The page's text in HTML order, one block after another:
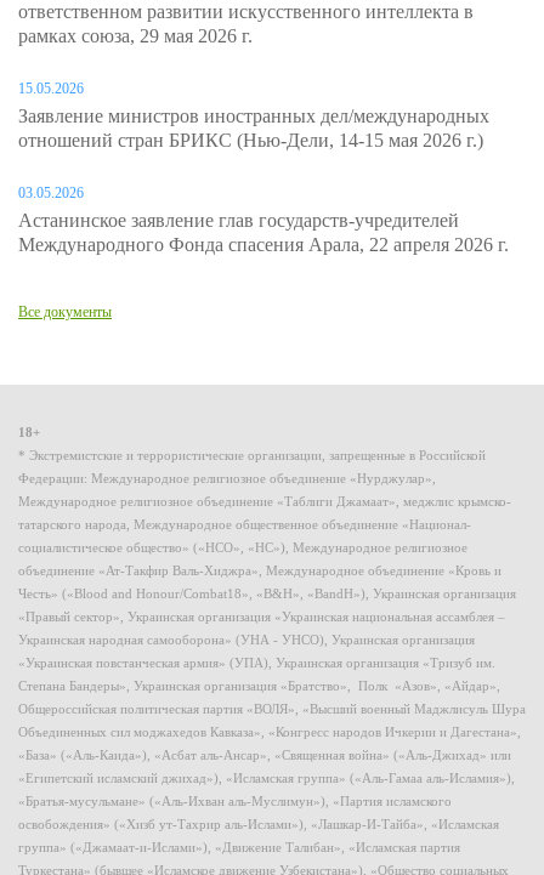
ответственном развитии искусственного интеллекта в
рамках союза, 29 мая 2026 г.
15.05.2026
Заявление министров иностранных дел/международных
отношений стран БРИКС (Нью-Дели, 14-15 мая 2026 г.)
03.05.2026
Астанинское заявление глав государств-учредителей
Международного Фонда спасения Арала, 22 апреля 2026 г.
Все документы
18+
* Экстремистские и террористические организации, запрещенные в Российской
Федерации: Международное религиозное объединение «Нурджулар»,
Международное религиозное объединение «Таблиги Джамаат», меджлис крымско-
татарского народа, Международное общественное объединение «Национал-
социалистическое общество» («НСО», «НС»), Международное религиозное
объединение «Ат-Такфир Валь-Хиджра», Международное объединение «Кровь и
Честь» («Blood and Honour/Combat18», «B&H», «BandH»), Украинская организация
«Правый сектор», Украинская организация «Украинская национальная ассамблея –
Украинская народная самооборона» (УНА - УНСО), Украинская организация
«Украинская повстанческая армия» (УПА), Украинская организация «Тризуб им.
Степана Бандеры», Украинская организация «Братство», Полк «Азов», «Айдар»,
Общероссийская политическая партия «ВОЛЯ», «Высший военный Маджлисуль Шура
Объединенных сил моджахедов Кавказа», «Конгресс народов Ичкерии и Дагестана»,
«База» («Аль-Каида»), «Асбат аль-Ансар», «Священная война» («Аль-Джихад» или
«Египетский исламский джихад»), «Исламская группа» («Аль-Гамаа аль-Исламия»),
«Братья-мусульмане» («Аль-Ихван аль-Муслимун»), «Партия исламского
освобождения» («Хизб ут-Тахрир аль-Ислами»), «Лашкар-И-Тайба», «Исламская
группа» («Джамаат-и-Ислами»), «Движение Талибан», «Исламская партия
Туркестана» (бывшее «Исламское движение Узбекистана»), «Общество социальных